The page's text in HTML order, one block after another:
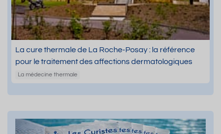
La cure thermale de La Roche-Posay : la référence
pour le traitement des affections dermatologiques
La médecine thermale